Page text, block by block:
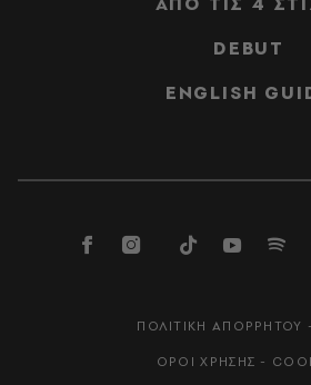
DEBUT
ENGLISH
ΠΟΛΙΤΙΚΗ ΑΠΟΡΡΗΤΟΥ -
ΟΡΟΙ ΧΡΗΣΗΣ -